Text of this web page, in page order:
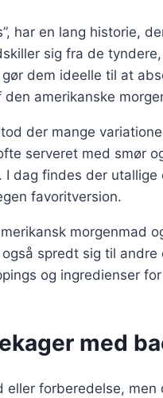
har en lang historie,
sig fra de
dem ideelle til at
amerikanske
der mange
serveret med smør
dag findes der utallige
favoritversion.
morgenmad
spredt sig til andre
og ingredienser
med
forberedelse, men